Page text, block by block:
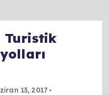
Turistik
13, 2017